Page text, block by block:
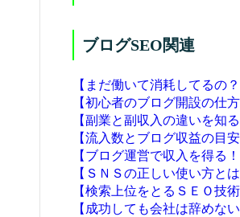
ブログSEO関連
【まだ働いて消耗してるの？
【初心者のブログ開設の仕方
【副業と副収入の違いを知る
【流入数とブログ収益の目安
【ブログ運営で収入を得る！
【ＳＮＳの正しい使い方とは
【検索上位をとるＳＥＯ技術
【成功しても会社は辞めない